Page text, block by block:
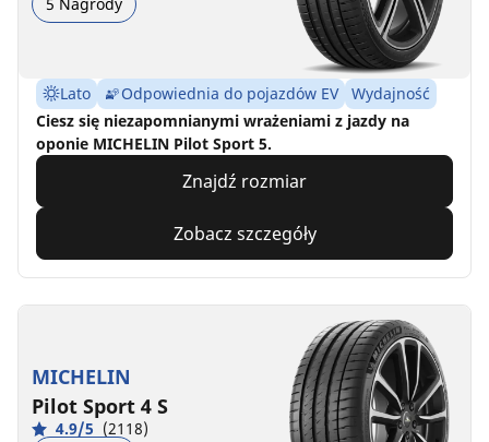
Lato Odpowiednia do pojazdów EV
Wydajność
Ciesz się niezapomnianymi wrażeniami z jazdy na
oponie MICHELIN Pilot Sport 5.
Znajdź rozmiar
Zobacz szczegóły
MICHELIN
Pilot Sport 4 S
4.9/5 (2118)